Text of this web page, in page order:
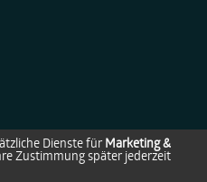
Dienste für Marketing &
Zustimmung später jederzeit